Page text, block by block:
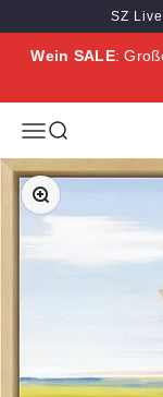
Zum Inhalt springen
Zum HauptinhaltSZ Live
Wein SALE:
MenüSuche
Bild vergrößern